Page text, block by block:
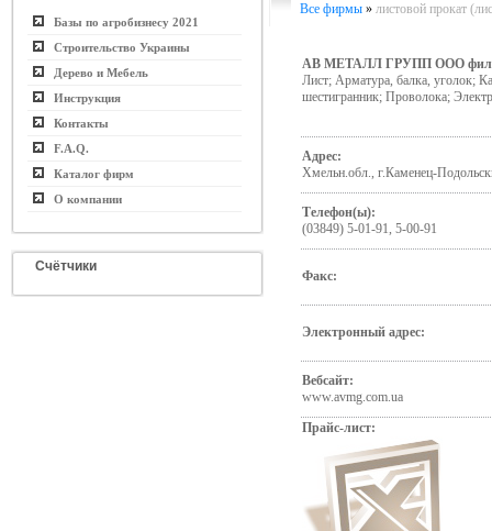
Базы по агробизнесу 2021
Строительство Украины
Дерево и Мебель
Инструкция
Контакты
F.A.Q.
Каталог фирм
О компании
Счётчики
Все фирмы » листовой прокат
АВ МЕТАЛЛ ГРУПП ООО
Лист; Арматура, балка, уголок;
шестигранник; Проволока;
Адрес:
Хмельн.обл., г.Каменец-
Телефон(ы):
(03849) 5-01-91, 5-00-91
Факс:
Электронный адрес:
Вебсайт:
www.avmg.com.ua
Прайс-лист: